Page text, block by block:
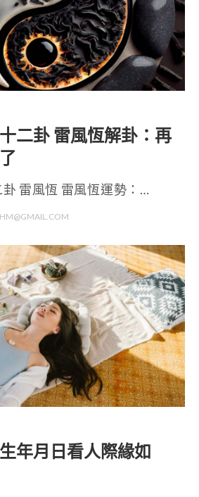
二卦 雷風恆解卦：再
卦 雷風恆 雷風恆運勢：…
年月日看人際緣如